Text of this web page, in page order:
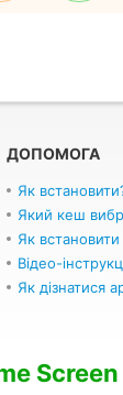
ДОПОМОГА
Як
Який кеш
Як
Відео-
Як дізнатися
Screen